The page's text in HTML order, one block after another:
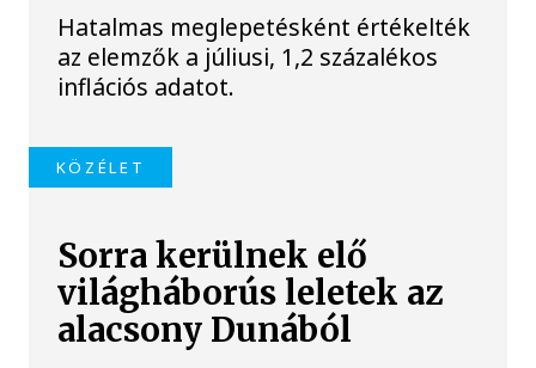
Hatalmas meglepetésként értékelték
az elemzők a júliusi, 1,2 százalékos
inflációs adatot.
KÖZÉLET
Sorra kerülnek elő
világháborús leletek az
alacsony Dunából